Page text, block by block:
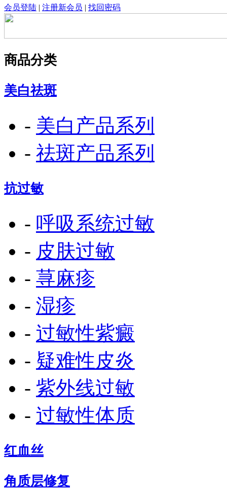
会员登陆 | 注册新会员 | 找回密码
商品分类
美白祛斑
- 美白产品系列
- 祛斑产品系列
抗过敏
- 呼吸系统过敏
- 皮肤过敏
- 荨麻疹
- 湿疹
- 过敏性紫癜
- 疑难性皮炎
- 紫外线过敏
- 过敏性体质
红血丝
角质层修复